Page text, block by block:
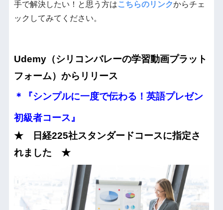
手で解決したい！と思う方はこちらのリンクからチェ
ックしてみてください。
Udemy（シリコンバレーの学習動画プラット
フォーム）からリリース
＊『シンプルに一度で伝わる！英語プレゼン
初級者コース』
★ 日経225社スタンダードコースに指定さ
れました ★